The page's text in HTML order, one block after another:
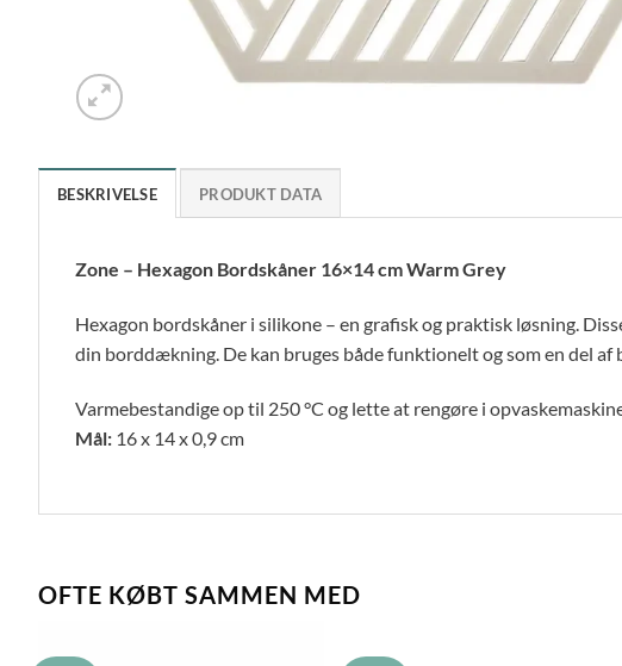
BESKRIVELSE PRODUKT DATA
Zone – Hexagon Bordskåner 16×14 cm Warm Grey
Hexagon bordskåner i silikone – en grafisk og praktisk løsning.
din borddækning. De kan bruges både funktionelt og som en del af
Varmebestandige op til 250 °C og lette at rengøre i
Mål: 16 x 14 x 0,9 cm
OFTE KØBT SAMMEN MED